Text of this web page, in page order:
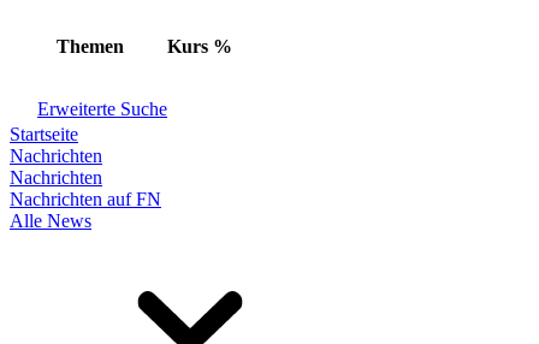
Themen Kurs %
Erweiterte Suche
Startseite
Nachrichten
Nachrichten
Nachrichten auf FN
Alle News